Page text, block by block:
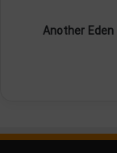
حداقل سیستم مورد نیاز بازی Another Eden